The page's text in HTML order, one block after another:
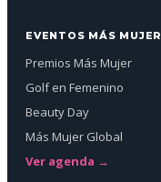
EVENTOS MÁS MUJER
Premios Más Mujer
Golf en Femenino
Beauty Day
Más Mujer Global
Ver agenda →